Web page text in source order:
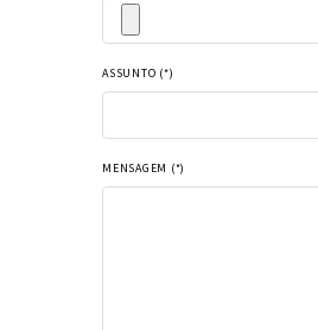
ASSUNTO (*)
MENSAGEM (*)